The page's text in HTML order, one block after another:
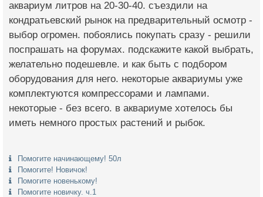
аквариум литров на 20-30-40. съездили на
кондратьевский рынок на предварительный осмотр -
выбор огромен. побоялись покупать сразу - решили
поспрашать на форумах. подскажите какой выбрать,
желательно подешевле. и как быть с подбором
оборудования для него. некоторые аквариумы уже
комплектуются компрессорами и лампами.
некоторые - без всего. в аквариуме хотелось бы
иметь немного простых растений и рыбок.
Помогите начинающему! 50л
Помогите! Новичок!
Помогите новенькому!
Помогите новичку. ч.1